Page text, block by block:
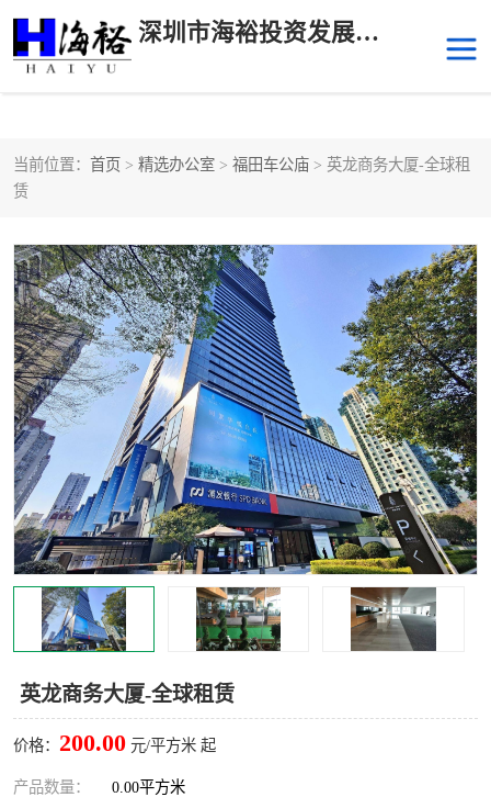
深圳市海裕投资发展有限公司
当前位置： 首页 > 精选办公室 > 福田车公庙 > 英龙商务大厦-全球租
赁
英龙商务大厦-全球租赁
价格： 200.00 元/平方米 起
产品数量： 0.00平方米
科技园中区 南山华侨城
前海 深圳湾科技生态园
福田中心区写字楼租赁 宝安中心区
深圳宝安 福田车公庙
罗湖水贝 南山南油
龙华 罗湖区
宝安区 西乡
兴东 石岩
车公庙